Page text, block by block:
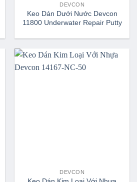
DEVCON
Keo Dán Dưới Nước Devcon
11800 Underwater Repair Putty
DEVCON